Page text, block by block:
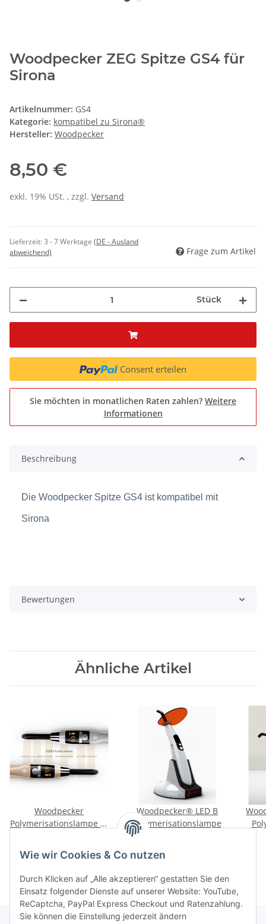
Woodpecker ZEG Spitze GS4 für
Sirona
Artikelnummer: GS4
Kategorie: kompatibel zu Sirona®
Hersteller: Woodpecker
8,50 €
exkl. 19% USt. , zzgl. Versand
Lieferzeit:3 - 7 Werktage (DE - Ausland
abweichend)
Frage zum Artikel
Stück
Consent erteilen
Sie möchten in monatlichen Raten zahlen? Weitere
Informationen
Beschreibung
Die Woodpecker Spitze GS4 ist kompatibel mit
Sirona
Bewertungen
Ähnliche Artikel
Woodpecker
Polymerisationslampe X-
Woodpecker® LED B
Polymerisationslampe
Wie wir Cookies & Co nutzen
Durch Klicken auf „Alle akzeptieren“ gestatten Sie den
Einsatz folgender Dienste auf unserer Website: YouTube,
ReCaptcha, PayPal Express Checkout und Ratenzahlung.
Sie können die Einstellung jederzeit ändern